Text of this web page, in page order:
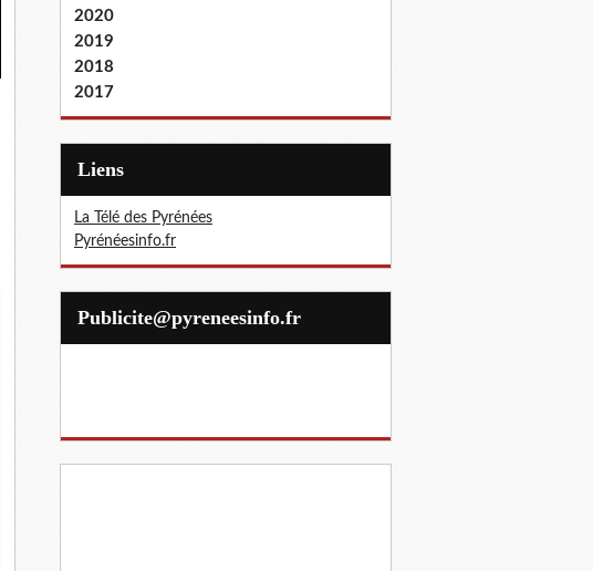
2020
2019
2018
2017
Liens
La Télé des Pyrénées
Pyrénéesinfo.fr
publicite@pyreneesinfo.fr